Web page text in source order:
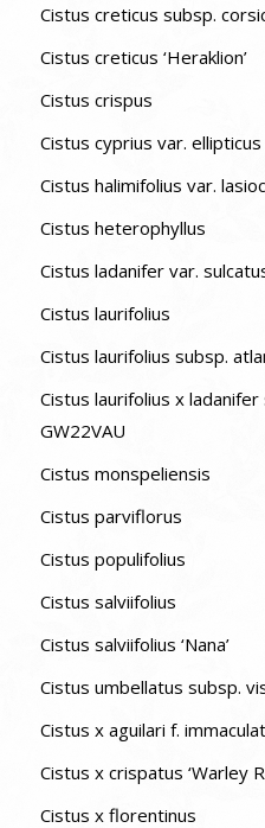
Cistus creticus subsp.
Cistus creticus ‘Heraklion’
Cistus crispus
Cistus cyprius var. ellipticus
Cistus halimifolius var.
Cistus heterophyllus
Cistus ladanifer var.
Cistus laurifolius
Cistus laurifolius subsp.
Cistus laurifolius x
GW22VAU
Cistus monspeliensis
Cistus parviflorus
Cistus populifolius
Cistus salviifolius
Cistus salviifolius ‘Nana’
Cistus umbellatus subsp.
Cistus x aguilari f.
Cistus x crispatus ‘Warley
Cistus x florentinus